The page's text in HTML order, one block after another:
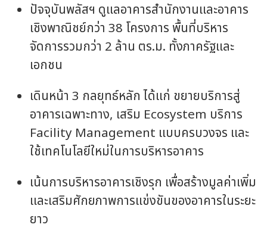
ปัจจุบันพลัสฯ ดูแลอาคารสำนักงานและอาคาร
เชิงพาณิชย์กว่า 38 โครงการ พื้นที่บริหาร
จัดการรวมกว่า 2 ล้าน ตร.ม. ทั้งภาครัฐและ
เอกชน
เดินหน้า 3 กลยุทธ์หลัก ได้แก่ ขยายบริการสู่
อาคารเฉพาะทาง, เสริม Ecosystem บริการ
Facility Management แบบครบวงจร และ
ใช้เทคโนโลยีใหม่ในการบริหารอาคาร
เน้นการบริหารอาคารเชิงรุก เพื่อสร้างมูลค่าเพิ่ม
และเสริมศักยภาพการแข่งขันของอาคารในระยะ
ยาว